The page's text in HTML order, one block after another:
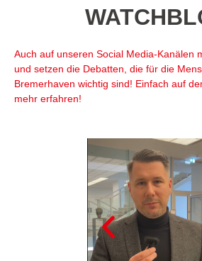
Auch auf unseren Social Media-Kanälen
und setzen die Debatten, die für die
Bremerhaven wichtig sind! Einfach auf
mehr erfahren!